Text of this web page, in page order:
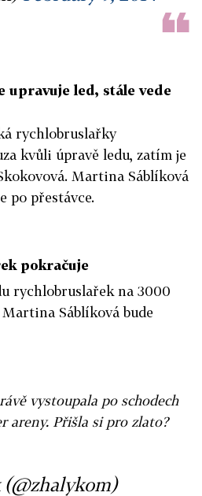
upravuje led, stále vede
rychlobruslařky
kvůli úpravě ledu, zatím je
Martina Sáblíková
po přestávce.
pokračuje
rychlobruslařek na 3000
Sáblíková bude
vystoupala po schodech
areny. Přišla si pro zlato?